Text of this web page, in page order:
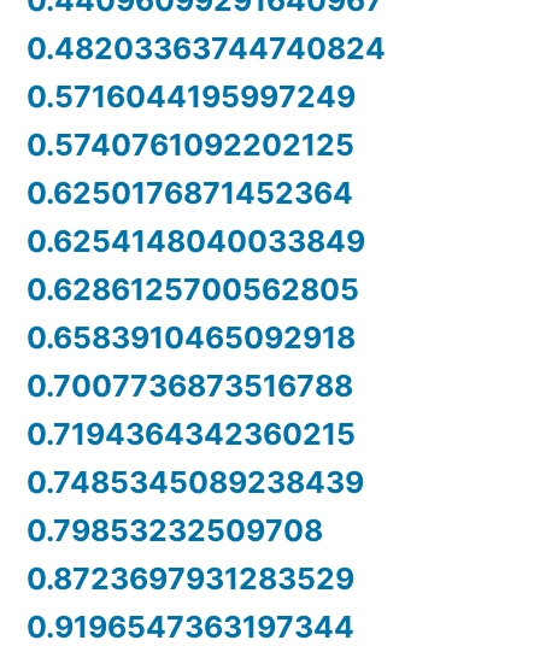
0.48203363744740824
0.5716044195997249
0.5740761092202125
0.6250176871452364
0.6254148040033849
0.6286125700562805
0.6583910465092918
0.7007736873516788
0.7194364342360215
0.7485345089238439
0.79853232509708
0.8723697931283529
0.9196547363197344